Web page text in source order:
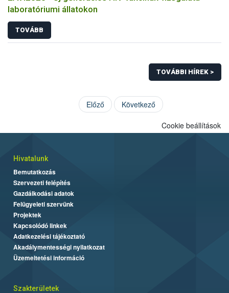
laboratóriumi állatokon
TOVÁBB
TOVÁBBI HÍREK >
Előző Következő
Cookie beállítások
Hivatalunk
Bemutatkozás
Szervezeti felépítés
Gazdálkodási adatok
Felügyeleti szervünk
Projektek
Kapcsolódó linkek
Adatkezelési tájékoztató
Akadálymentességi nyilatkozat
Üzemeltetési információ
Szakterületek